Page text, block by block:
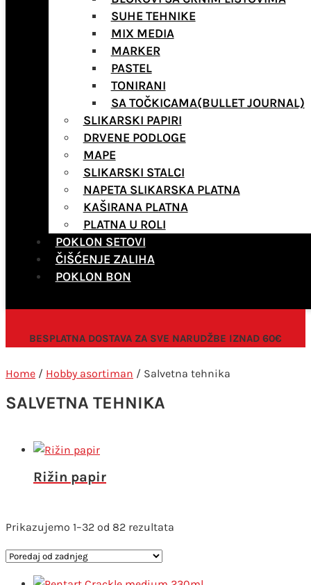
SUHE TEHNIKE
MIX MEDIA
MARKER
PASTEL
TONIRANI
SA TOČKICAMA(BULLET JOURNAL)
SLIKARSKI PAPIRI
DRVENE PODLOGE
MAPE
SLIKARSKI STALCI
NAPETA SLIKARSKA PLATNA
KAŠIRANA PLATNA
PLATNA U ROLI
POKLON SETOVI
ČIŠĆENJE ZALIHA
POKLON BON
BESPLATNA DOSTAVA ZA SVE NARUDŽBE IZNAD 60€
Home / Hobby asortiman / Salvetna tehnika
SALVETNA TEHNIKA
Rižin papir
Prikazujemo 1–32 od 82 rezultata